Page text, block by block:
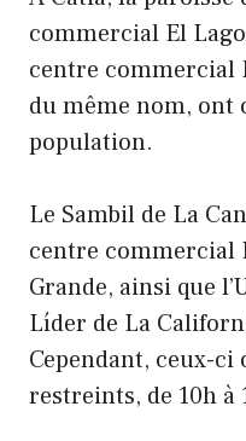
commercial El
centre commercial
du même nom, ont
population.
Le Sambil de La
centre commercial
Grande, ainsi que
Líder de La
Cependant, ceux-ci
restreints, de 10h à